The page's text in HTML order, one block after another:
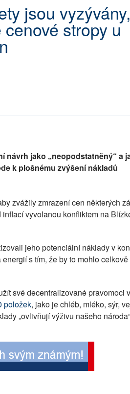
jsou
stropy u
návrh jako „neopodstatněný“ a
k plošnému zvýšení nákladů
zvážily zmrazení cen některých
vyvolanou konfliktem na
jeho potenciální náklady v
s tím, že by to mohlo
své decentralizované pravomoci
položek, jako je chléb, mléko, sýr,
„ovlivňují výživu našeho